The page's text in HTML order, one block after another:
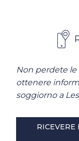
Non perdete
ottenere
soggiorno a